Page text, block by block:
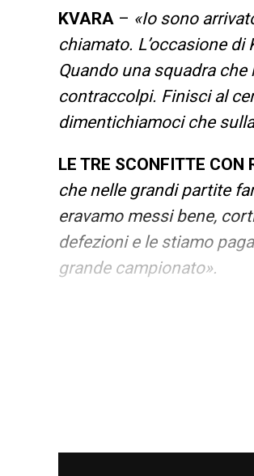
KVARA – «Io sono
chiamato. L’occasione
Quando una squadra
contraccolpi. Finisci al
dimentichiamoci che
LE TRE SCONFITTE CON
che nelle grandi partite
eravamo messi bene,
defezioni e le stiamo
grande campionato».
– «I campioni
marcato. Lui deve star
poter fare un filotto di